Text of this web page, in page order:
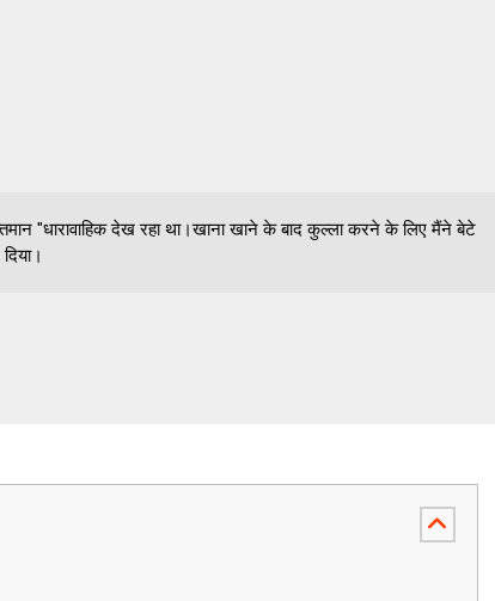
"धारावाहिक देख रहा था।खाना खाने के बाद कुल्ला करने के लिए मैंने बेटे